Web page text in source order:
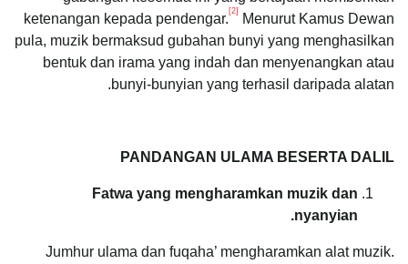
ketenangan kepada pendengar. [2]
Menurut Kamus Dewan
pula, muzik bermaksud gubahan bunyi yang menghasilkan
bentuk dan irama yang indah dan menyenangkan atau
bunyi-bunyian yang terhasil daripada alatan.
PANDANGAN ULAMA BESERTA DALIL
Fatwa yang mengharamkan muzik dan
nyanyian.
Jumhur ulama dan fuqaha’ mengharamkan alat muzik.